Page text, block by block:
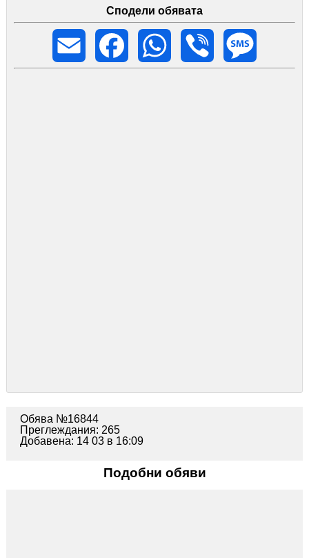
Сподели обявата
Email
Facebook WhatsApp Viber
Обява №16844
Преглеждания: 265
Добавена: 14 03 в 16:09
Подобни обяви